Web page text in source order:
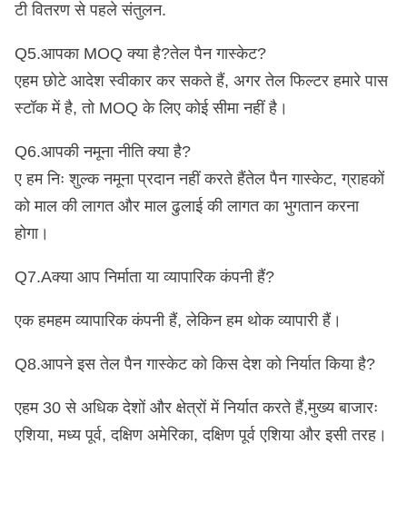
टी वितरण से पहले संतुलन.
Q5.आपका MOQ क्या है?तेल पैन गास्केट?
एहम छोटे आदेश स्वीकार कर सकते हैं, अगर तेल फिल्टर हमारे पास
स्टॉक में है, तो MOQ के लिए कोई सीमा नहीं है।
Q6.आपकी नमूना नीति क्या है?
ए हम निः शुल्क नमूना प्रदान नहीं करते हैंतेल पैन गास्केट, ग्राहकों
को माल की लागत और माल ढुलाई की लागत का भुगतान करना
होगा।
Q7.Aक्या आप निर्माता या व्यापारिक कंपनी हैं?
एक हमहम व्यापारिक कंपनी हैं, लेकिन हम थोक व्यापारी हैं।
Q8.आपने इस तेल पैन गास्केट को किस देश को निर्यात किया है?
एहम 30 से अधिक देशों और क्षेत्रों में निर्यात करते हैं,मुख्य बाजारः
एशिया, मध्य पूर्व, दक्षिण अमेरिका, दक्षिण पूर्व एशिया और इसी तरह।